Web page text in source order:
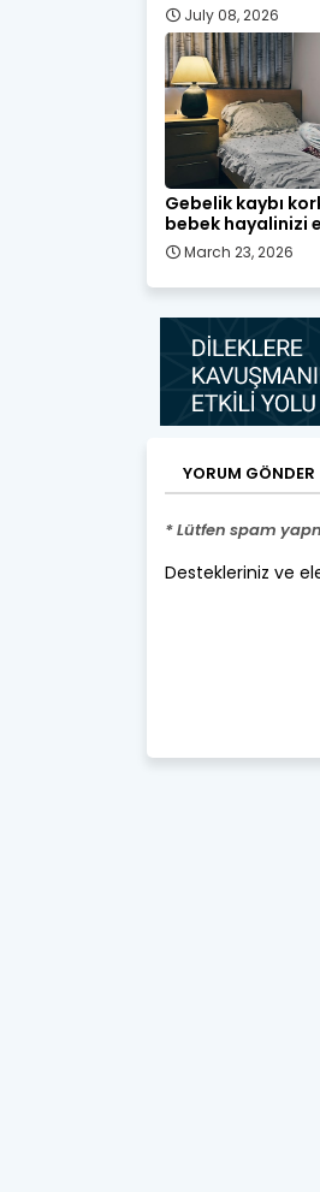
July 08, 2026
Gebelik kaybı
bebek hayalinizi
March 23, 2026
YORUM GÖNDER
* Lütfen spam
Destekleriniz ve